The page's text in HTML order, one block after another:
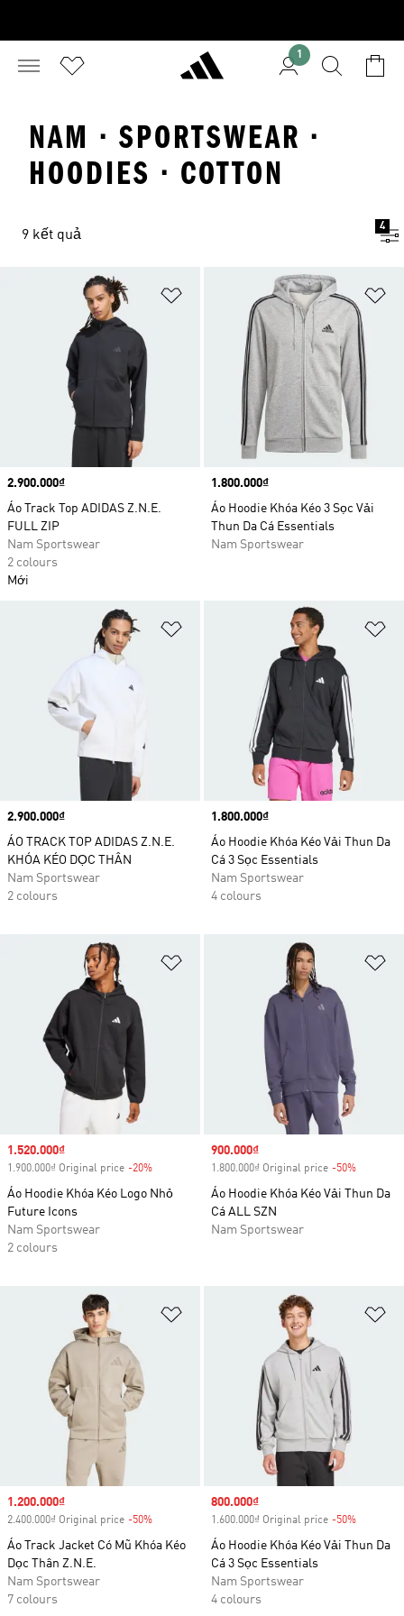
1
NAM · SPORTSWEAR ·
HOODIES · COTTON
9 kết quả
4
Add to Wishlist
Price
2.900.000₫
Áo Track Top ADIDAS Z.N.E.
FULL ZIP
Nam Sportswear
2 colours
Mới
Price
1.800.000₫
Áo Hoodie Khóa Kéo 3 Sọc Vải
Thun Da Cá Essentials
Nam Sportswear
Price
2.900.000₫
ÁO TRACK TOP ADIDAS Z.N.E.
KHÓA KÉO DỌC THÂN
Nam Sportswear
2 colours
Price
1.800.000₫
Áo Hoodie Khóa Kéo Vải Thun Da
Cá 3 Sọc Essentials
Nam Sportswear
4 colours
Sale price
1.520.000₫
1.900.000₫ Original price -20%
Áo Hoodie Khóa Kéo Logo Nhỏ
Future Icons
Nam Sportswear
2 colours
Sale price
900.000₫
1.800.000₫ Original price -50%
Áo Hoodie Khóa Kéo Vải Thun Da
Cá ALL SZN
Nam Sportswear
Add to Wishlist
Sale price
1.200.000₫
2.400.000₫ Original price -50%
Áo Track Jacket Có Mũ Khóa Kéo
Dọc Thân Z.N.E.
Nam Sportswear
7 colours
Sale price
800.000₫
1.600.000₫ Original price -50%
Áo Hoodie Khóa Kéo Vải Thun Da
Cá 3 Sọc Essentials
Nam Sportswear
4 colours